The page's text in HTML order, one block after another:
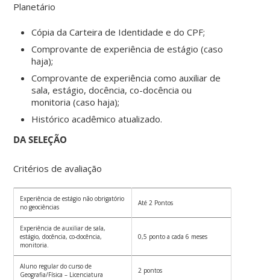
Planetário
Cópia da Carteira de Identidade e do CPF;
Comprovante de experiência de estágio (caso
haja);
Comprovante de experiência como auxiliar de
sala, estágio, docência, co-docência ou
monitoria (caso haja);
Histórico acadêmico atualizado.
DA SELEÇÃO
Critérios de avaliação
Experiência de estágio não obrigatório
no geociências
Até 2 Pontos
Experiência de auxiliar de sala,
estágio, docência, co-docência,
monitoria.
0,5 ponto a cada 6 meses
Aluno regular do curso de
Geografia/Física – Licenciatura
2 pontos